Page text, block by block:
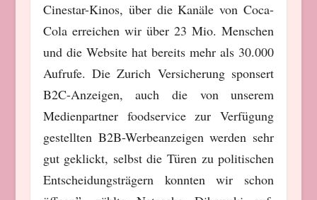
Cinestar-Kinos, über die Kanäle von Coca-
Cola erreichen wir über 23 Mio. Menschen
und die Website hat bereits mehr als 30.000
Aufrufe. Die Zurich Versicherung sponsert
B2C-Anzeigen, auch die von unserem
Medienpartner foodservice zur Verfügung
gestellten B2B-Werbeanzeigen werden sehr
gut geklickt, selbst die Türen zu politischen
Entscheidungsträgern konnten wir schon